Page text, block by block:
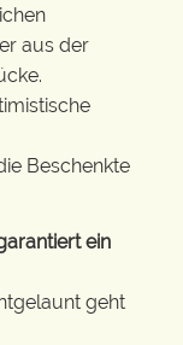
aus der
Beschenkte
ein
geht